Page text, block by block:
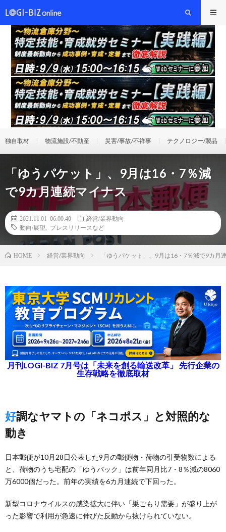
独自取材 物流施設/不動産 災害/事故/不祥事 テクノロジー/製品
「ゆうパケット」、9月は16・7％減
で9カ月連続マイナス
2021.11.01 06:00:40
経営/業界動向
動向/展望
プレスリリースなど
HOME 経営/業界動向 「ゆうパケット」、9月は16・7％減で9カ月
月刊LOGI-BIZ 7月号は「未来を創る輸送改革」 先行企業の
生存戦略を徹底取材
好調なヤマトの「ネコポス」と対照的な
動き
日本郵便が10月28日公表した9月の郵便物・荷物の引受物数による
と、荷物のうち宅配の「ゆうパック」は前年同月比7・8％減の8060
万6000個だった。前年の実績を6カ月連続で下回った。
新型コロナウイルスの感染拡大に伴い「巣ごもり需要」が盛り上が
った影響で利用が急速に伸びた反動から抜けられていない。